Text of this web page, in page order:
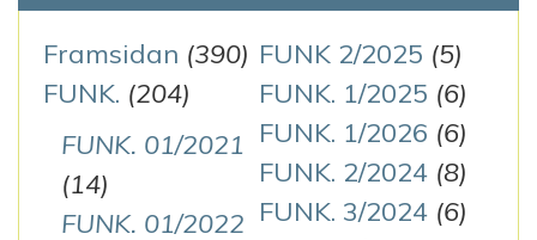
Framsidan (390) FUNK 2/2025 (5)
FUNK. (204)
FUNK. 01/2021
(14)
FUNK. 01/2022
FUNK. 1/2025 (6)
FUNK. 1/2026 (6)
FUNK. 2/2024 (8)
FUNK. 3/2024 (6)